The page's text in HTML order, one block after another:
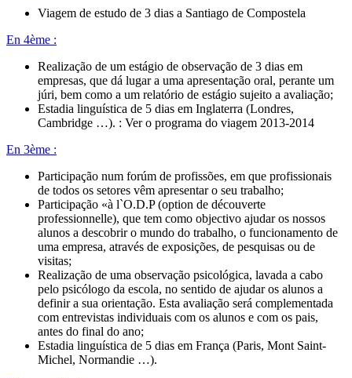
Viagem de estudo de 3 dias a Santiago de Compostela
En 4ème :
Realização de um estágio de observação de 3 dias em
empresas, que dá lugar a uma apresentação oral, perante um
júri, bem como a um relatório de estágio sujeito a avaliação;
Estadia linguística de 5 dias em Inglaterra (Londres,
Cambridge …). : Ver o programa do viagem 2013-2014
En 3ème :
Participação num forúm de profissões, em que profissionais
de todos os setores vêm apresentar o seu trabalho;
Participação «à l`O.D.P (option de découverte
professionnelle), que tem como objectivo ajudar os nossos
alunos a descobrir o mundo do trabalho, o funcionamento de
uma empresa, através de exposições, de pesquisas ou de
visitas;
Realização de uma observação psicológica, lavada a cabo
pelo psicólogo da escola, no sentido de ajudar os alunos a
definir a sua orientação. Esta avaliação será complementada
com entrevistas individuais com os alunos e com os pais,
antes do final do ano;
Estadia linguística de 5 dias em França (Paris, Mont Saint-
Michel, Normandie …).